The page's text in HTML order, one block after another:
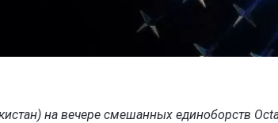
на вечере смешанных единоборств